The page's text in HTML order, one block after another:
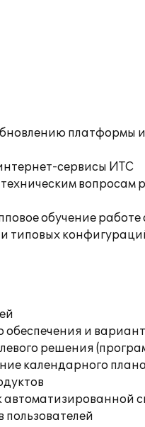
сервисы ИТС
обучение
типовых
и
решения
календарного
автоматизированной